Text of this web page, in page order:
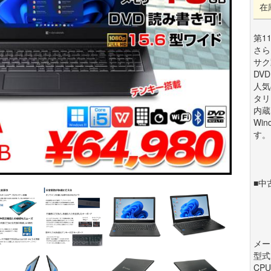
在
第
さ
サ
人
タ
内
す。
■中
メ
型